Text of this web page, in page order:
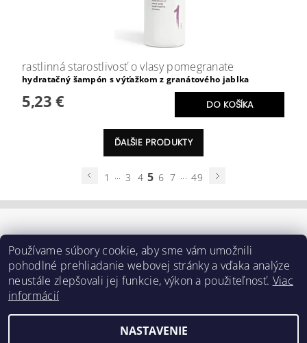
rastlinná starostlivosť o vlasy pomegranate
hydratačný šampón s výťažkom z granátového jablka
5,23 €
ĎALŠIE PRODUKTY
1 ... 3 4 5 6 7 ... 49
Používame súbory cookie, aby sme vám umožnili
pohodlné prehliadanie webovej stránky a vďaka analýze
neustále zlepšovali jej funkcie, výkon a použiteľnosť. Viac
informácií
NASTAVENIE